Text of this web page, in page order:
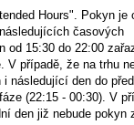
Hours". Pokyn je
časových
od 15:30 do 22:00
V případě, že na trhu
následující den do
(22:15 - 00:30). V
den již nebude pokyn